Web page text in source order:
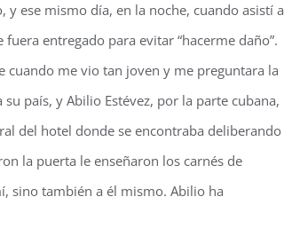
y ese mismo día, en la noche, cuando asistí a
entregado para evitar “hacerme daño”.
cuando me vio tan joven y me preguntara la
país, y Abilio Estévez, por la parte cubana,
del hotel donde se encontraba deliberando
la puerta le enseñaron los carnés de
sino también a él mismo. Abilio ha